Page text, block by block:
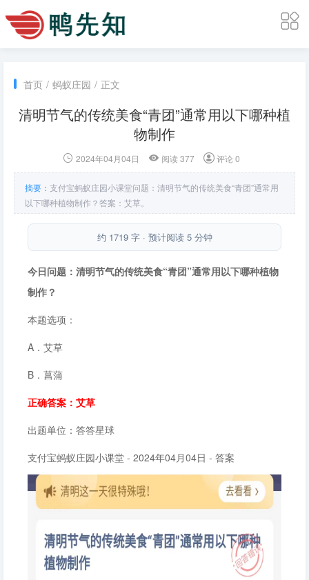
首页 / 蚂蚁庄园 / 正文
清明节气的传统美食“青团”通常用以下哪种植
物制作
2024年04月04日 阅读 377 评论 0
摘要： 支付宝蚂蚁庄园小课堂问题：清明节气的传统美食“青团”通常用
以下哪种植物制作？答案：艾草。
约 1719 字 · 预计阅读 5 分钟
今日问题：清明节气的传统美食“青团”通常用以下哪种植物
制作？
本题选项：
A．艾草
B．菖蒲
正确答案：艾草
出题单位：答答星球
支付宝蚂蚁庄园小课堂 - 2024年04月04日 - 答案